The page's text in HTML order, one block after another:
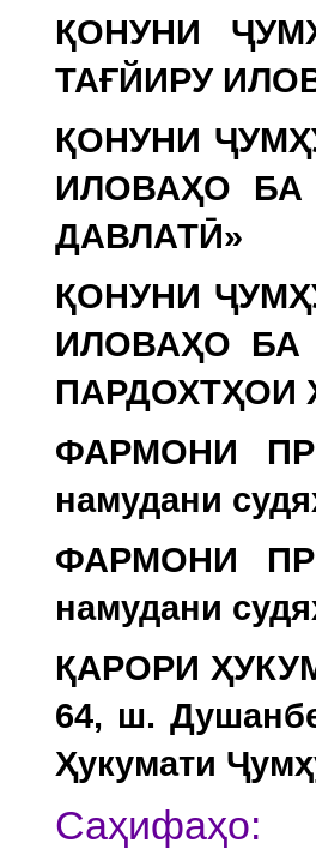
ҚОНУНИ
ТАҒЙИРУ
ҚОНУНИ
ИЛОВАҲО БА
ДАВЛАТӢ»
ҚОНУНИ
ИЛОВАҲО БА
ПАРДОХТҲОИ
ФАРМОНИ
намудани
ФАРМОНИ
намудани
ҚАРОРИ
64, ш.
Ҳукумати